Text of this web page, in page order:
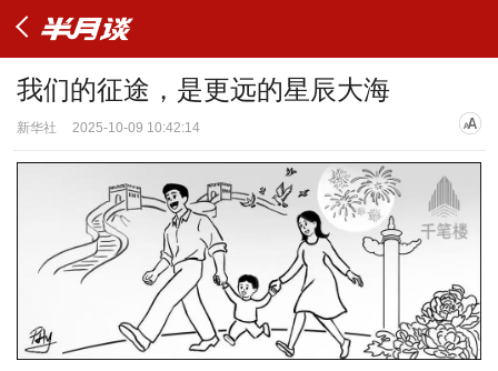
我们的征途，是更远的星辰大海
新华社 2025-10-09 10:42:14